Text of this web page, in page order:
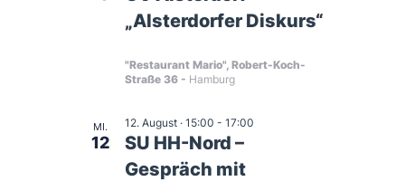
a
„Alsterdorfer Diskurs“
"Restaurant Mario", Robert-Koch-
Straße 36
Hamburg
MI.
12
SU HH-Nord –
Gespräch mit
12. August · 15:00 - 17:00